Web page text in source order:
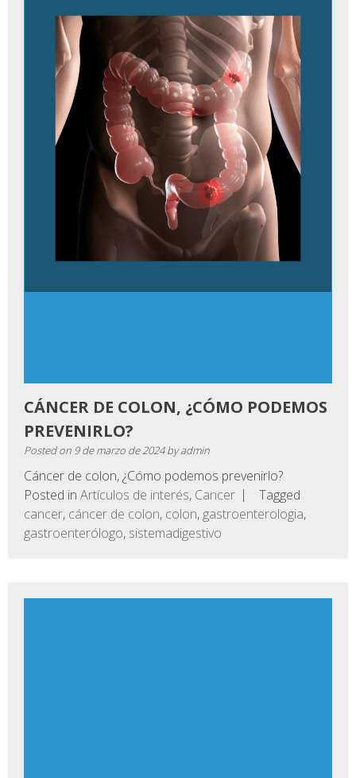
CÁNCER DE COLON, ¿CÓMO PODEMOS
PREVENIRLO?
Posted on 9 de marzo de 2024byadmin
Cáncer de colon, ¿Cómo podemos prevenirlo?
Posted in Artículos de interés, Cancer
Tagged
cancer, cáncer de colon, colon, gastroenterologia,
gastroenterólogo, sistemadigestivo